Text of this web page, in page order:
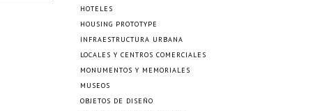
HOTELES
HOUSING PROTOTYPE
INFRAESTRUCTURA URBANA
LOCALES Y CENTROS COMERCIALES
MONUMENTOS Y MEMORIALES
MUSEOS
OBJETOS DE DISEÑO